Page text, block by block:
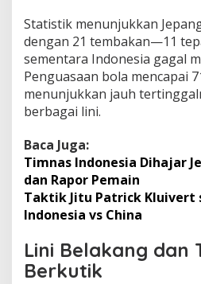
Statistik menunjukkan
dengan 21 tembakan—11
sementara Indonesia gagal
Penguasaan bola mencapai
menunjukkan jauh
berbagai lini.
Baca Juga:
Timnas Indonesia Dihajar
dan Rapor Pemain
Taktik Jitu Patrick Kluivert
Indonesia vs China
Lini Belakang dan
Berkutik